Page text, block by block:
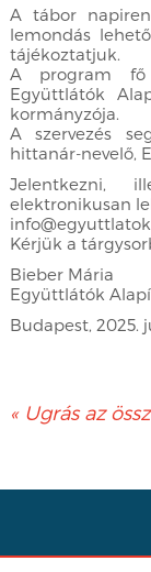
A tábor
lemondás
tájékoztatjuk.
A program fő
Együttlátók
kormányzója.
A szervezés
hittanár-nevelő,
Jelentkezni,
elektronikusan
Kérjük a
Bieber Mária
Együttlátók
Budapest, 2025.
« Ugrás az